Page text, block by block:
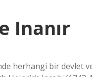
Inanır
herhangi bir devlet